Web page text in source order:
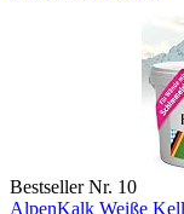
Bestseller Nr. 10
AlpenKalk Weiße